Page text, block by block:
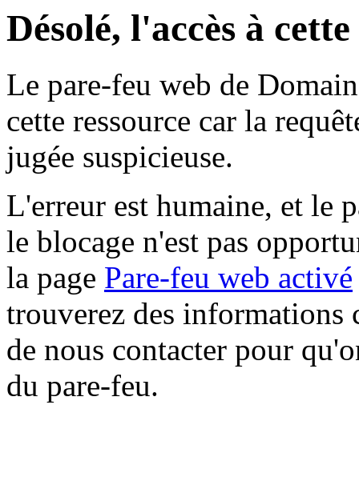
Désolé, l'accès à
Le pare-feu web de
cette ressource car la
jugée suspicieuse.
L'erreur est humaine, et le
le blocage n'est pas
la page Pare-feu web activé
trouverez des informations
de nous contacter pour
du pare-feu.